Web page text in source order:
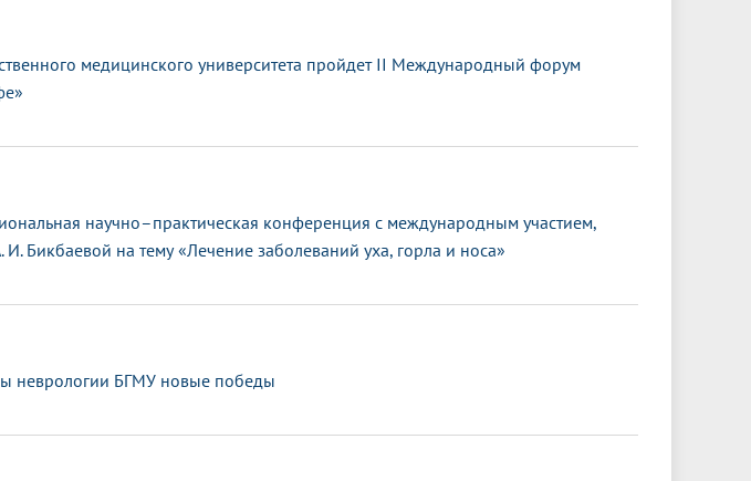
медицинского университета пройдет II Международный форум
научно–практическая конференция с международным участием,
Бикбаевой на тему «Лечение заболеваний уха, горла и носа»
неврологии БГМУ новые победы